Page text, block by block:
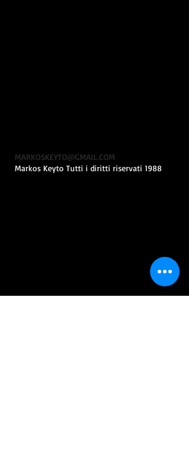
MARKOSKEYTO@GMAIL.COM
Markos Keyto Tutti i diritti riservati 1988